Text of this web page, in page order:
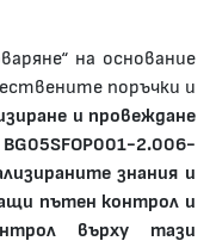
на основание
поръчки и
и провеждане
2.006-
знания и
пътен контрол и
върху тази